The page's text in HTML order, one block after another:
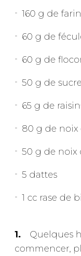
160 g de
60 g de
60 g de
50 g de
65 g de
80 g de noix
50 g de noix
5 dattes
1 cc rase de
Quelques
commencer,